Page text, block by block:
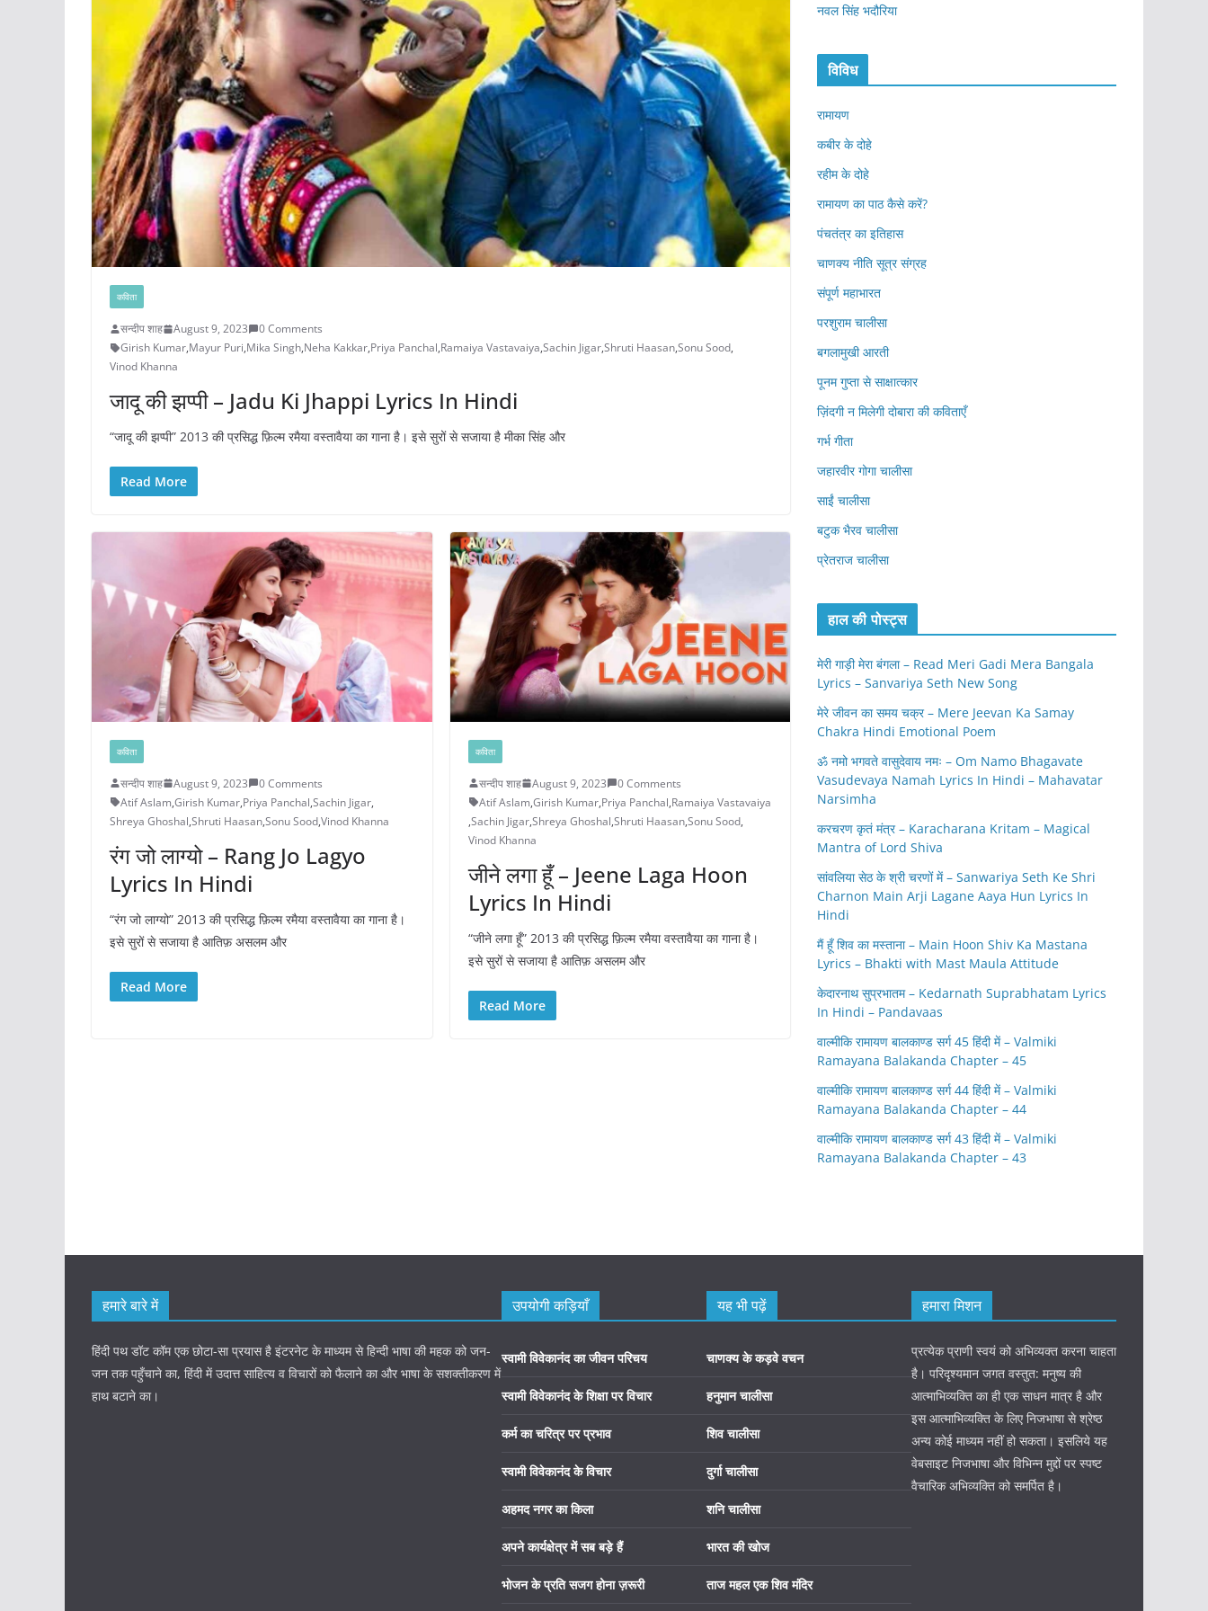
कविता
सन्दीप शाह August 9, 2023
0 Comments
Girish Kumar,Mayur Puri,Mika Singh,Neha Kakkar,Priya Panchal,Ramaiya Vastavaiya,Sachin Jigar,Shruti Haasan,Sonu Sood,
Vinod Khanna
जादू की झप्पी – Jadu Ki Jhappi Lyrics In Hindi
“जादू की झप्पी” 2013 की प्रसिद्ध फ़िल्म रमैया वस्तावैया का गाना है। इसे सुरों से सजाया है मीका सिंह और
Read More
कविता
सन्दीप शाह August 9, 2023
0 Comments
Atif Aslam,Girish Kumar,Priya Panchal,Sachin Jigar,
Shreya Ghoshal,Shruti Haasan,Sonu Sood,Vinod Khanna
रंग जो लाग्यो – Rang Jo Lagyo
Lyrics In Hindi
“रंग जो लाग्यो” 2013 की प्रसिद्ध फ़िल्म रमैया वस्तावैया का गाना है।
इसे सुरों से सजाया है आतिफ़ असलम और
Read More
कविता
सन्दीप शाह August 9, 2023
0 Comments
Atif Aslam,Girish Kumar,Priya Panchal,Ramaiya Vastavaiya
,Sachin Jigar,Shreya Ghoshal,Shruti Haasan,Sonu Sood,
Vinod Khanna
जीने लगा हूँ – Jeene Laga Hoon
Lyrics In Hindi
“जीने लगा हूँ” 2013 की प्रसिद्ध फ़िल्म रमैया वस्तावैया का गाना है।
इसे सुरों से सजाया है आतिफ़ असलम और
Read More
नवल सिंह भदौरिया
विविध
रामायण
कबीर के दोहे
रहीम के दोहे
रामायण का पाठ कैसे करें?
पंचतंत्र का इतिहास
चाणक्य नीति सूत्र संग्रह
संपूर्ण महाभारत
परशुराम चालीसा
बगलामुखी आरती
पूनम गुप्ता से साक्षात्कार
ज़िंदगी न मिलेगी दोबारा की कविताएँ
गर्भ गीता
जहारवीर गोगा चालीसा
साईं चालीसा
बटुक भैरव चालीसा
प्रेतराज चालीसा
हाल की पोस्ट्स
मेरी गाड़ी मेरा बंगला – Read Meri Gadi Mera Bangala
Lyrics – Sanvariya Seth New Song
मेरे जीवन का समय चक्र – Mere Jeevan Ka Samay
Chakra Hindi Emotional Poem
ॐ नमो भगवते वासुदेवाय नमः – Om Namo Bhagavate
Vasudevaya Namah Lyrics In Hindi – Mahavatar
Narsimha
करचरण कृतं मंत्र – Karacharana Kritam – Magical
Mantra of Lord Shiva
सांवलिया सेठ के श्री चरणों में – Sanwariya Seth Ke Shri
Charnon Main Arji Lagane Aaya Hun Lyrics In
Hindi
मैं हूँ शिव का मस्ताना – Main Hoon Shiv Ka Mastana
Lyrics – Bhakti with Mast Maula Attitude
केदारनाथ सुप्रभातम – Kedarnath Suprabhatam Lyrics
In Hindi – Pandavaas
वाल्मीकि रामायण बालकाण्ड सर्ग 45 हिंदी में – Valmiki
Ramayana Balakanda Chapter – 45
वाल्मीकि रामायण बालकाण्ड सर्ग 44 हिंदी में – Valmiki
Ramayana Balakanda Chapter – 44
वाल्मीकि रामायण बालकाण्ड सर्ग 43 हिंदी में – Valmiki
Ramayana Balakanda Chapter – 43
हमारे बारे में
हिंदी पथ डॉट कॉम एक छोटा-सा प्रयास है इंटरनेट के माध्यम से हिन्दी भाषा की महक को जन-
जन तक पहुँचाने का, हिंदी में उदात्त साहित्य व विचारों को फैलाने का और भाषा के सशक्तीकरण में
हाथ बटाने का।
उपयोगी कड़ियाँ
स्वामी विवेकानंद का जीवन परिचय
स्वामी विवेकानंद के शिक्षा पर विचार
कर्म का चरित्र पर प्रभाव
स्वामी विवेकानंद के विचार
अहमद नगर का किला
अपने कार्यक्षेत्र में सब बड़े हैं
भोजन के प्रति सजग होना ज़रूरी
यह भी पढ़ें
चाणक्य के कड़वे वचन
हनुमान चालीसा
शिव चालीसा
दुर्गा चालीसा
शनि चालीसा
भारत की खोज
ताज महल एक शिव मंदिर
हमारा मिशन
प्रत्येक प्राणी स्वयं को अभिव्यक्त करना चाहता
है। परिदृश्यमान जगत वस्तुत: मनुष्य की
आत्माभिव्यक्ति का ही एक साधन मात्र है और
इस आत्माभिव्यक्ति के लिए निजभाषा से श्रेष्ठ
अन्य कोई माध्यम नहीं हो सकता। इसलिये यह
वेबसाइट निजभाषा और विभिन्न मुद्दों पर स्पष्ट
वैचारिक अभिव्यक्ति को समर्पित है।